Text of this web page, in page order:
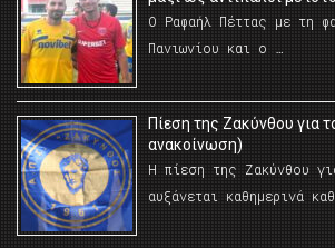
Ο Ραφαήλ Πέττας με τη
Πανιωνίου και ο …
Πίεση της Ζακύνθου για
ανακοίνωση)
Η πίεση της Ζακύνθου
αυξάνεται καθημερινά